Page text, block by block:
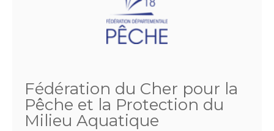
Fédération du Cher pour la
Pêche et la Protection du
Milieu Aquatique